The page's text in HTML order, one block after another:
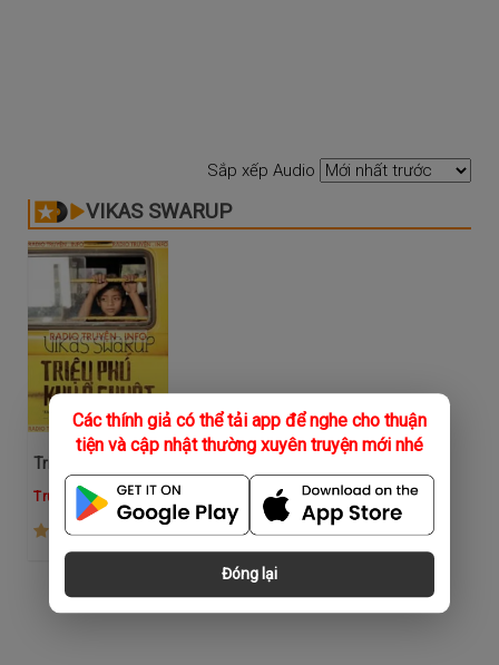
Các thính giả có thể tải app để nghe cho thuận
tiện và cập nhật thường xuyên truyện mới nhé
Đóng lại
Sắp xếp Audio
VIKAS SWARUP
Trung Hậu